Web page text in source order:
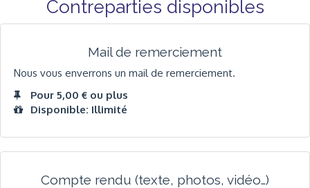
Contreparties disponibles
Mail de remerciement
Nous vous enverrons un mail de remerciement.
Pour 5,00 € ou plus
Disponible: Illimité
Compte rendu (texte, photos, vidéo…)